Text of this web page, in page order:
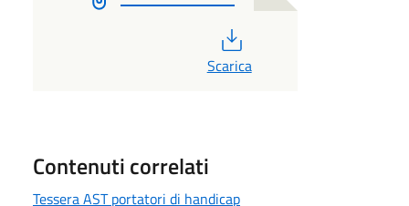
Scarica
Contenuti correlati
Tessera AST portatori di handicap